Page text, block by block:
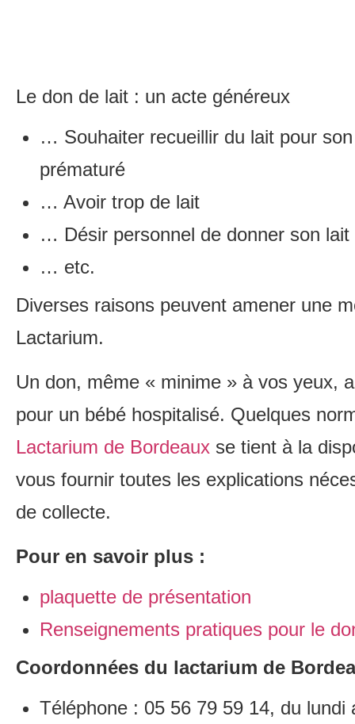
Le don de lait : un acte généreux
… Souhaiter recueillir du lait pour
prématuré
… Avoir trop de lait
… Désir personnel de donner son lait
… etc.
Diverses raisons peuvent amener une
Lactarium.
Un don, même « minime » à vos yeux,
pour un bébé hospitalisé. Quelques
Lactarium de Bordeaux se tient à la
vous fournir toutes les explications
de collecte.
Pour en savoir plus :
plaquette de présentation
Renseignements pratiques pour le
Coordonnées du lactarium de
Téléphone : 05 56 79 59 14, du lundi